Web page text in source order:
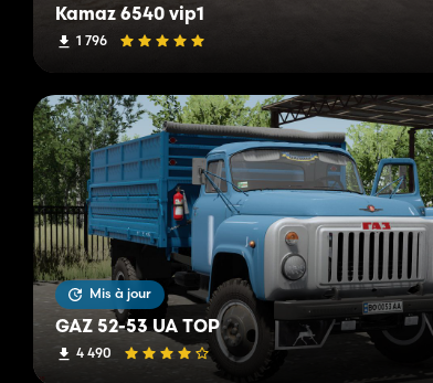
Kamaz 6540 vip1
1 796
Mis à jour
GAZ 52-53 UA TOP
4 490